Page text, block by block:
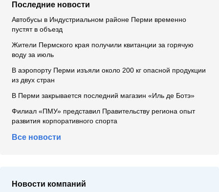
Последние новости
Автобусы в Индустриальном районе Перми временно
пустят в объезд
Жители Пермского края получили квитанции за горячую
воду за июль
В аэропорту Перми изъяли около 200 кг опасной продукции
из двух стран
В Перми закрывается последний магазин «Иль де Ботэ»
Филиал «ПМУ» представил Правительству региона опыт
развития корпоративного спорта
Все новости
Новости компаний